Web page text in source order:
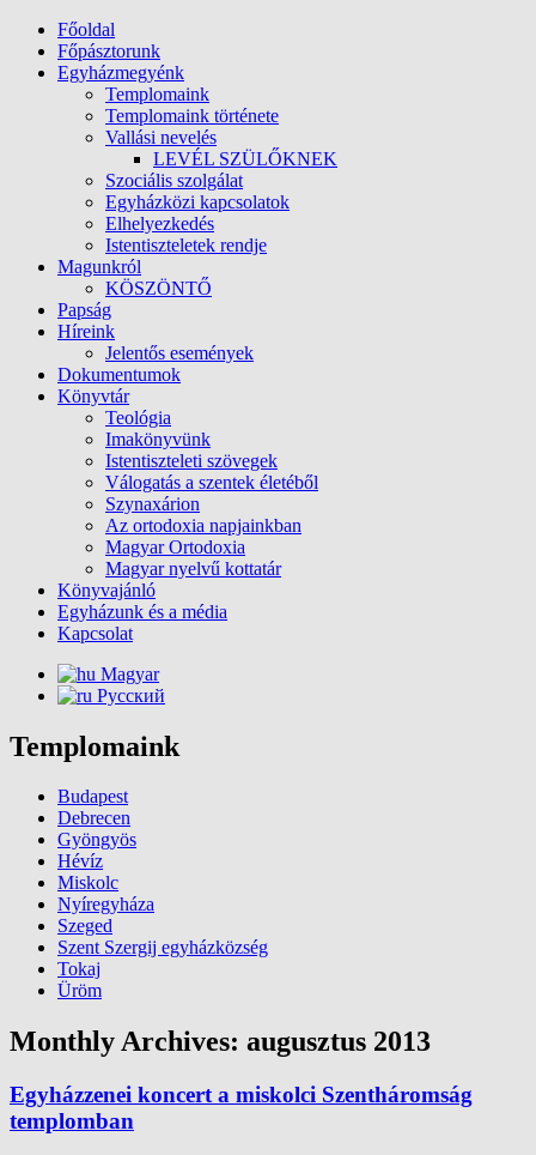
Főoldal
Főpásztorunk
Egyházmegyénk
Templomaink
Templomaink története
Vallási nevelés
LEVÉL SZÜLŐKNEK
Szociális szolgálat
Egyházközi kapcsolatok
Elhelyezkedés
Istentiszteletek rendje
Magunkról
KÖSZÖNTŐ
Papság
Híreink
Jelentős események
Dokumentumok
Könyvtár
Teológia
Imakönyvünk
Istentiszteleti szövegek
Válogatás a szentek életéből
Szynaxárion
Az ortodoxia napjainkban
Magyar Ortodoxia
Magyar nyelvű kottatár
Könyvajánló
Egyházunk és a média
Kapcsolat
Magyar
Русский
Templomaink
Budapest
Debrecen
Gyöngyös
Hévíz
Miskolc
Nyíregyháza
Szeged
Szent Szergij egyházközség
Tokaj
Üröm
Monthly Archives: augusztus 2013
Egyházzenei koncert a miskolci Szentháromság
templomban